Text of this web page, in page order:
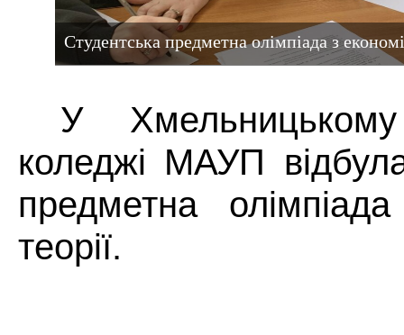
Студентська предметна олімпіада з
У
коледжі МАУП
предметна
теорії.